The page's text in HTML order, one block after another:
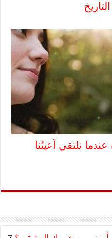
تلتقي أعينُنا